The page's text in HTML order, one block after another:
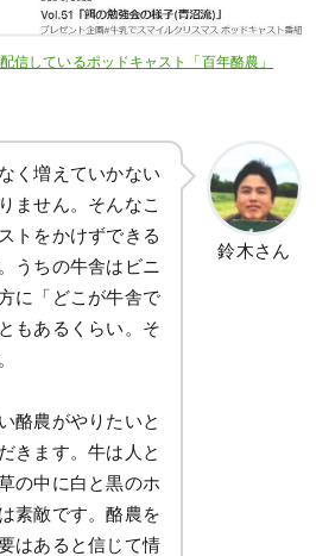
信しているポッドキャスト「百年酪農」
く増えていかない
ません。そんなこ
トをかけずできる
うちの牛舎はビニ
に「どこが牛舎で
もあるくらい。そ
酪農がやりたいと
きます。牛は人と
の中に白と黒のホ
素敵です。酪農を
はあると信じて情
鈴木さん